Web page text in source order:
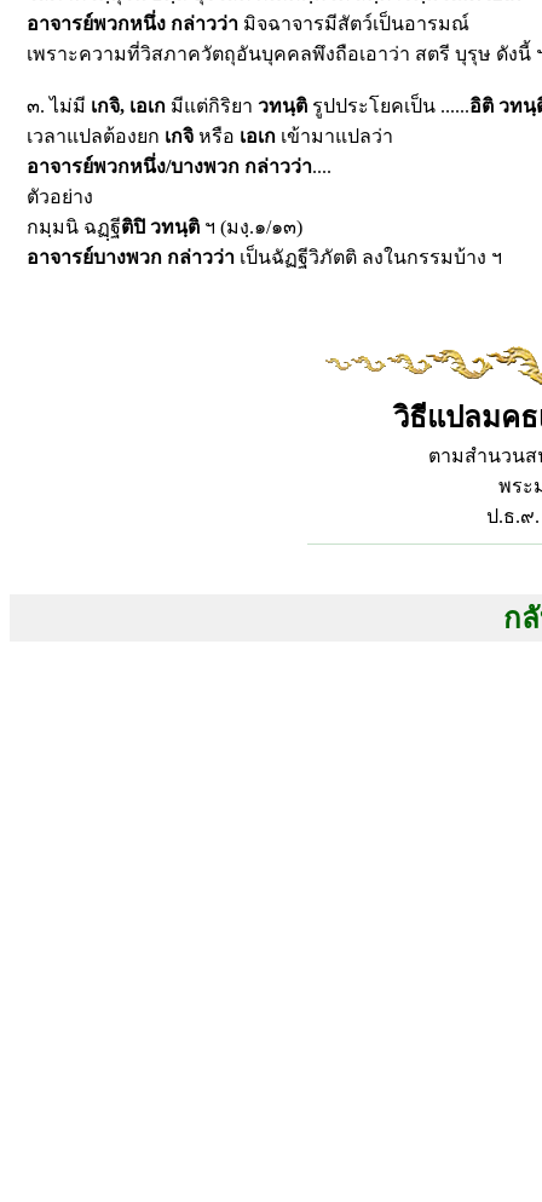
อาจารย์พวกหนึ่ง กล่าวว่า มิจฉาจารมีสัตว์เป็นอารมณ์
เพราะความที่วิสภาควัตถุอันบุคคลพึงถือเอาว่า สตรี บุรุษ ดังนี้
๓. ไม่มี เกจิ, เอเก มีแต่กิริยา วทนฺติ รูปประโยคเป็น ......อิติ วทนฺ
เวลาแปลต้องยก เกจิ หรือ เอเก เข้ามาแปลว่า
อาจารย์พวกหนึ่ง/บางพวก กล่าวว่า....
ตัวอย่าง
กมฺมนิ ฉฏฺฐีติปิ วทนฺติ ฯ (มงฺ.๑/๑๓)
อาจารย์บางพวก กล่าวว่า เป็นฉัฏฐีวิภัตติ ลงในกรรมบ้าง ฯ
วิธีแปลมคธ
ตามสำนวนส
พระ
ป.ธ.๙.
ก